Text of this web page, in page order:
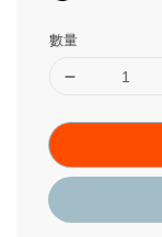
數量